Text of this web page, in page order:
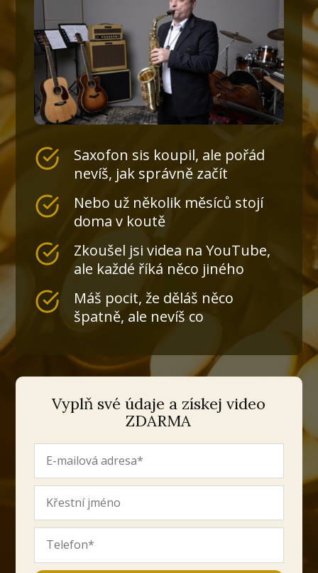
Saxofon sis koupil, ale pořád
nevíš, jak správně začít
Nebo už několik měsíců stojí
doma v koutě
Zkoušel jsi videa na YouTube,
ale každé říká něco jiného
Máš pocit, že děláš něco
špatně, ale nevíš co
Vyplň své údaje a získej video
ZDARMA